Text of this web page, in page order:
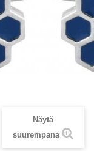
Näytä
suurempana